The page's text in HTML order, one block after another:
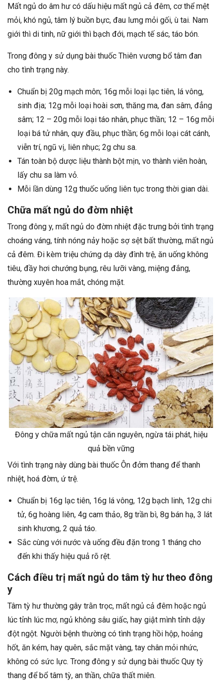
Mất ngủ do âm hư có dấu hiệu mất ngủ cả đêm, cơ thể mệt
mỏi, khó ngủ, tâm lý buồn bực, đau lưng mỏi gối, ù tai. Nam
giới thì di tinh, nữ giới thì bạch đới, mạch tế sác, táo bón.
Trong đông y sử dụng bài thuốc Thiên vương bổ tâm đan
cho tình trạng này.
Chuẩn bị 20g mạch môn; 16g mỗi loại lạc tiên, lá vông,
sinh địa; 12g mỗi loại hoài sơn, thăng ma, đan sâm, đẳng
sâm; 12 – 20g mỗi loại táo nhân, phục thần; 12 – 16g mỗi
loại bá tử nhân, quy đầu, phục thần; 6g mỗi loại cát cánh,
viễn trí, ngũ vị, liên nhục; 2g chu sa.
Tán toàn bộ dược liệu thành bột mịn, vo thành viên hoàn,
lấy chu sa làm vỏ.
Mỗi lần dùng 12g thuốc uống liên tục trong thời gian dài.
Chữa mất ngủ do đờm nhiệt
Trong đông y, mất ngủ do đờm nhiệt đặc trưng bởi tình trạng
choáng váng, tính nóng nảy hoặc sợ sệt bất thường, mất ngủ
cả đêm. Đi kèm triệu chứng dạ dày đình trệ, ăn uống không
tiêu, đầy hơi chướng bụng, rêu lưỡi vàng, miệng đắng,
thường xuyên hoa mắt, chóng mặt.
Đông y chữa mất ngủ tận căn nguyên, ngừa tái phát, hiệu
quả bền vững
Với tình trạng này dùng bài thuốc Ôn đởm thang để thanh
nhiệt, hoá đờm, ứ trệ.
Chuẩn bị 16g lạc tiên, 16g lá vông, 12g bạch linh, 12g chi
tử, 6g hoàng liên, 4g cam thảo, 8g trần bì, 8g bán hạ, 3 lát
sinh khương, 2 quả táo.
Sắc cùng với nước và uống đều đặn trong 1 tháng cho
đến khi thấy hiệu quả rõ rệt.
Cách điều trị mất ngủ do tâm tỳ hư theo đông
y
Tâm tỳ hư thường gây trằn trọc, mất ngủ cả đêm hoặc ngủ
lúc tỉnh lúc mơ, ngủ không sâu giấc, hay giật mình tỉnh dậy
đột ngột. Người bệnh thường có tình trạng hồi hộp, hoảng
hốt, ăn kém, hay quên, sắc mặt vàng, tay chân mỏi nhức,
không có sức lực. Trong đông y sử dụng bài thuốc Quy tỳ
thang để bổ tâm tỳ, an thần, chữa thất miên.